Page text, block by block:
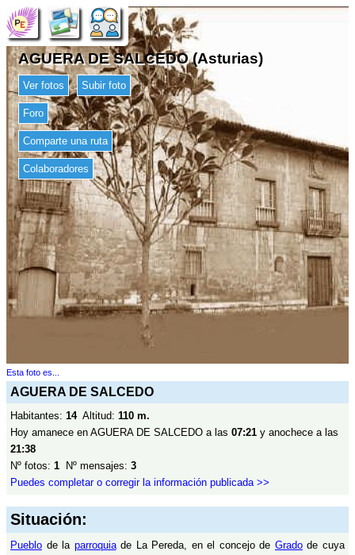
AGUERA DE SALCEDO (Asturias)
Ver fotos Subir foto
Foro
Comparte una ruta
Colaboradores
Esta foto es...
AGUERA DE SALCEDO
Habitantes: 14Altitud: 110 m.
Hoy amanece en AGUERA DE SALCEDO a las 07:21 y anochece a las
21:38
Nº fotos: 1 Nº mensajes: 3
Puedes completar o corregir la información publicada >>
Situación:
Pueblo de la parroquiade La Pereda, en el concejo de Gradode cuya